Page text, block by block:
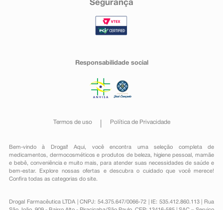
Segurança
Responsabilidade social
Termos de uso Política de Privacidade
Bem-vindo à Drogal! Aqui, você encontra uma seleção completa de
medicamentos , dermocosméticos e produtos de beleza, higiene pessoal ,mamãe
e bebê, conveniênciae muito mais, para atender suas necessidades de saúde e
bem-estar. Explore nossas ofertas e descubra o cuidado que você merece!
Confira todas as categorias do site.
Drogal Farmacêutica LTDA | CNPJ: 54.375.647/0066-72 | IE: 535.412.860.113 | Rua